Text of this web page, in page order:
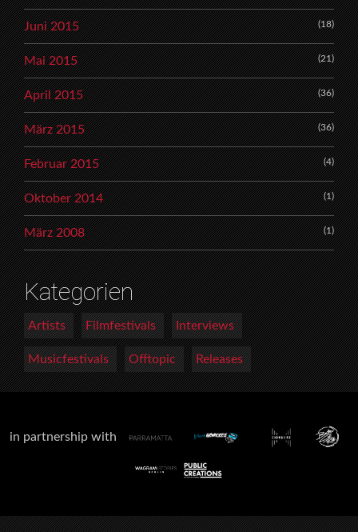
Juni 2015 (18)
Mai 2015 (21)
April 2015 (36)
März 2015 (36)
Februar 2015 (4)
Oktober 2014 (1)
März 2008 (1)
Kategorien
Artists Filmfestivals Interviews
Musicfestivals Offtopic Releases
in partnership with